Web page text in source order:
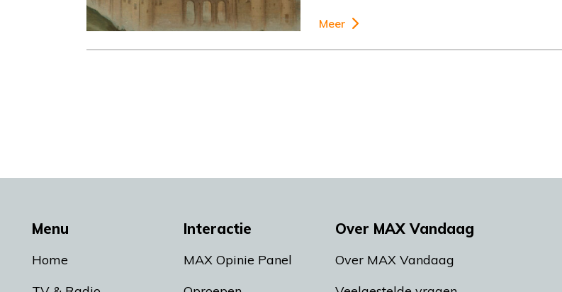
Meer
Menu
Home
Interactie
MAX Opinie Panel
Over MAX Vandaag
Over MAX Vandaag